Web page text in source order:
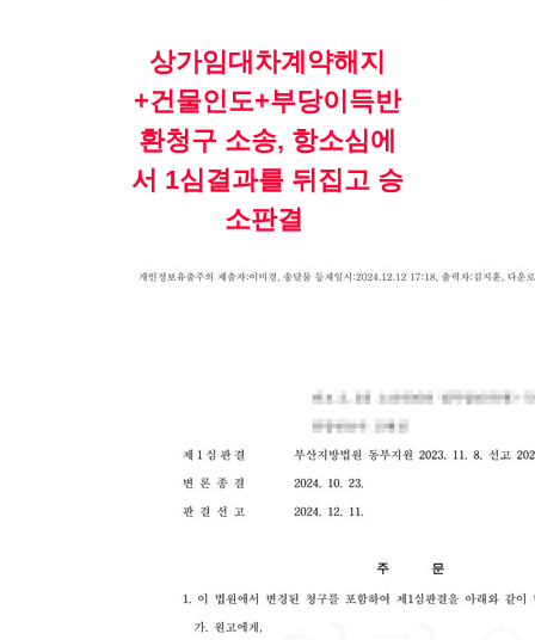
상가임대차계약해지
+건물인도+부당이득반
환청구 소송, 항소심에
서 1심결과를 뒤집고 승
소판결